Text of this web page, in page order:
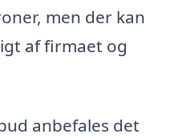
men der kan
af firmaet og
anbefales det